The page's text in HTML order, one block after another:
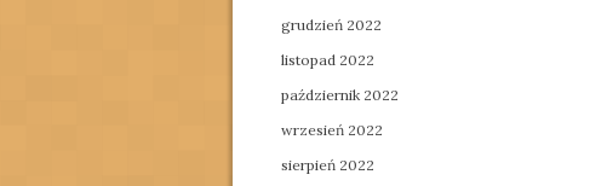
grudzień 2022
listopad 2022
październik 2022
wrzesień 2022
sierpień 2022